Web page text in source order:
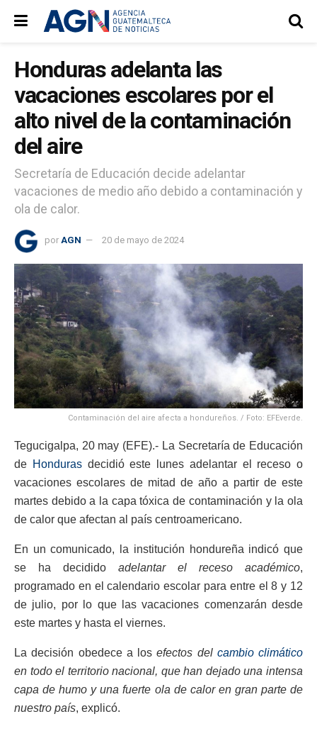
Honduras adelanta las
vacaciones escolares por el
alto nivel de la contaminación
del aire
Secretaría de Educación decide adelantar
vacaciones de medio año debido a contaminación y
ola de calor.
por AGN 20 de mayo de 2024
Contaminación del aire afecta a hondureños. / Foto: EFEverde.
Tegucigalpa, 20 may (EFE).- La Secretaría de Educación
de Hondurasdecidió este lunes adelantar el receso o
vacaciones escolares de mitad de año a partir de este
martes debido a la capa tóxica de contaminación y la ola
de calor que afectan al país centroamericano.
En un comunicado, la institución hondureña indicó que
se ha decidido adelantar el receso académico,
programado en el calendario escolar para entre el 8 y 12
de julio, por lo que las vacaciones comenzarán desde
este martes y hasta el viernes.
La decisión obedece a losefectos del cambio climático
en todo el territorio nacional, que han dejado una intensa
capa de humo y una fuerte ola de calor en gran parte de
nuestro país, explicó.